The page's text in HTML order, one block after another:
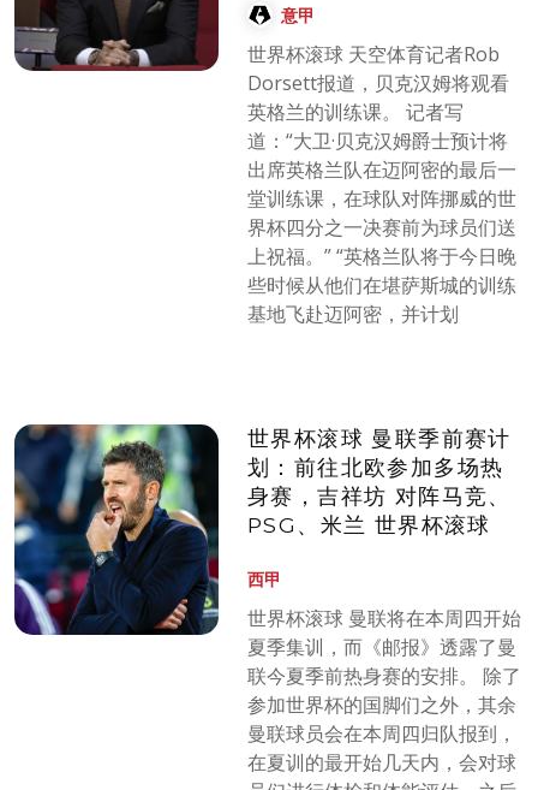
意甲
世界杯滚球 天空体育记者Rob
Dorsett报道，贝克汉姆将观看
英格兰的训练课。 记者写
道：“大卫·贝克汉姆爵士预计将
出席英格兰队在迈阿密的最后一
堂训练课，在球队对阵挪威的世
界杯四分之一决赛前为球员们送
上祝福。” “英格兰队将于今日晚
些时候从他们在堪萨斯城的训练
基地飞赴迈阿密，并计划
世界杯滚球 曼联季前赛计
划：前往北欧参加多场热
身赛，吉祥坊 对阵马竞、
PSG、米兰 世界杯滚球
西甲
世界杯滚球 曼联将在本周四开始
夏季集训，而《邮报》透露了曼
联今夏季前热身赛的安排。 除了
参加世界杯的国脚们之外，其余
曼联球员会在本周四归队报到，
在夏训的最开始几天内，会对球